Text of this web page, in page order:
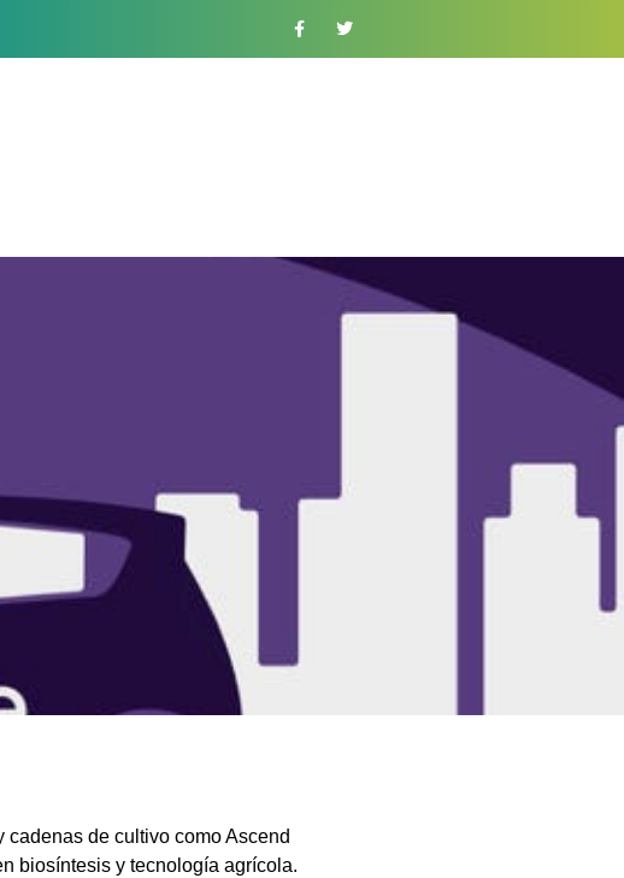
de cultivo como Ascend
biosíntesis y tecnología agrícola.